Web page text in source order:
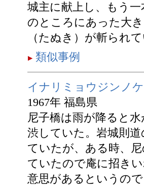
城主に献上し、もう
のところにあった大
（たぬき）が斬られ
類似事例
イナリミョウジンノ
1967年 福島県
尼子橋は雨が降ると
渋していた。岩城則
ていたが、ある時、
ていたので庵に招き
意思があるというの